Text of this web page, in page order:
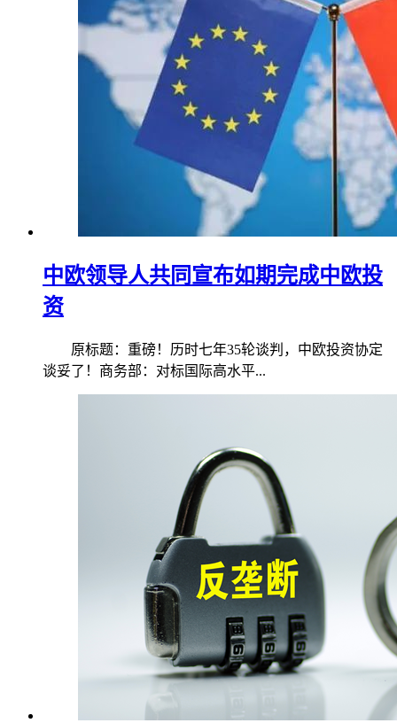
中欧领导人共同宣布如期完成中欧投
资
原标题：重磅！历时七年35轮谈判，中欧投资协定
谈妥了！商务部：对标国际高水平...